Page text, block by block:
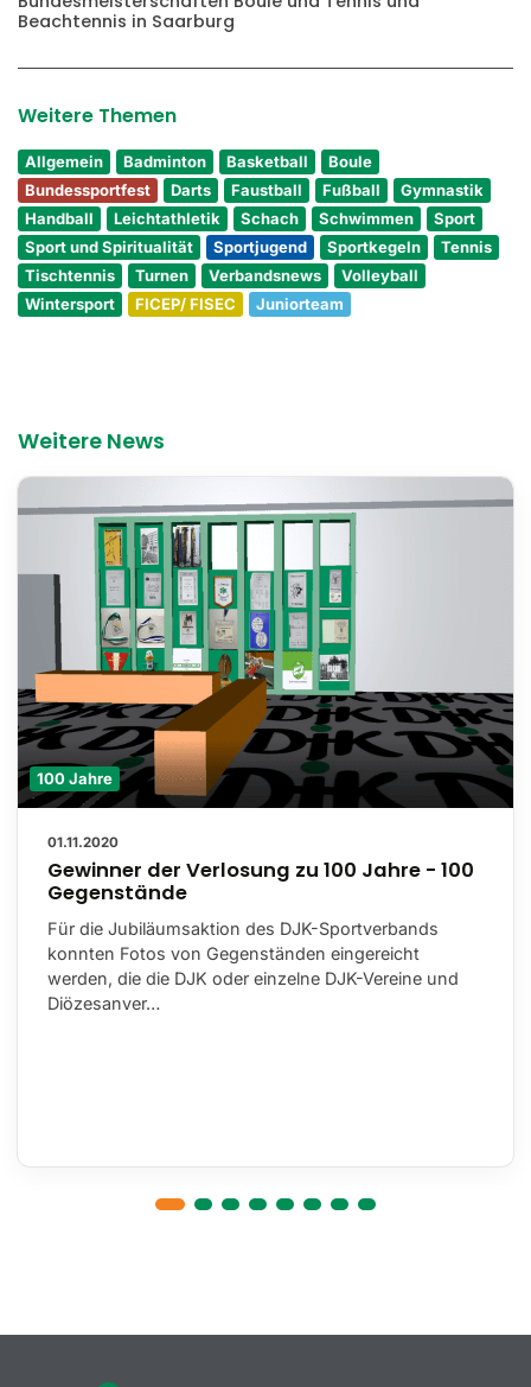
Beachtennis in Saarburg
Weitere Themen
Allgemein Badminton Basketball
Boule
Bundessportfest
Darts Faustball Fußball
Gymnastik
Handball
Leichtathletik Schach Schwimmen
Sport
Sport und Spiritualität
Sportjugend Sportkegeln
Tennis
Tischtennis
Turnen Verbandsnews
Volleyball
Wintersport
FICEP/ FISEC Juniorteam
Weitere News
100 Jahre
01.11.2020
Gewinner der Verlosung zu 100 Jahre - 100
Gegenstände
Für die Jubiläumsaktion des DJK-Sportverbands
konnten Fotos von Gegenständen eingereicht
werden, die die DJK oder einzelne DJK-Vereine und
Diözesanver…